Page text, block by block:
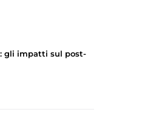
gli impatti sul post-